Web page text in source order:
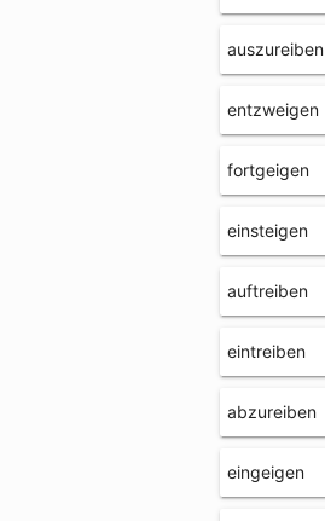
auszureiben
entzweigen
fortgeigen
einsteigen
auftreiben
eintreiben
abzureiben
eingeigen